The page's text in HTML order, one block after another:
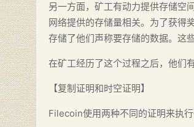
另一方面，矿工有动力提供存储空
网络提供的存储量相关。为了获得
存储了他们声称要存储的数据。这
在矿工经历了这个过程之后，他们
【复制证明和时空证明】
Filecoin使用两种不同的证明来执行